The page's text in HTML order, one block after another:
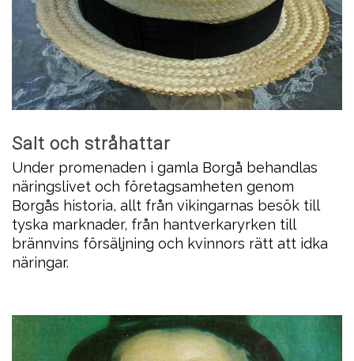
Salt och stråhattar
Under promenaden i gamla Borgå behandlas
näringslivet och företagsamheten genom
Borgås historia, allt från vikingarnas besök till
tyska marknader, från hantverkaryrken till
brännvins försäljning och kvinnors rätt att idka
näringar.